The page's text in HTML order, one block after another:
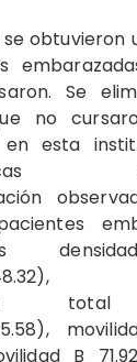
se obtuvieron
Se
no
en esta
B